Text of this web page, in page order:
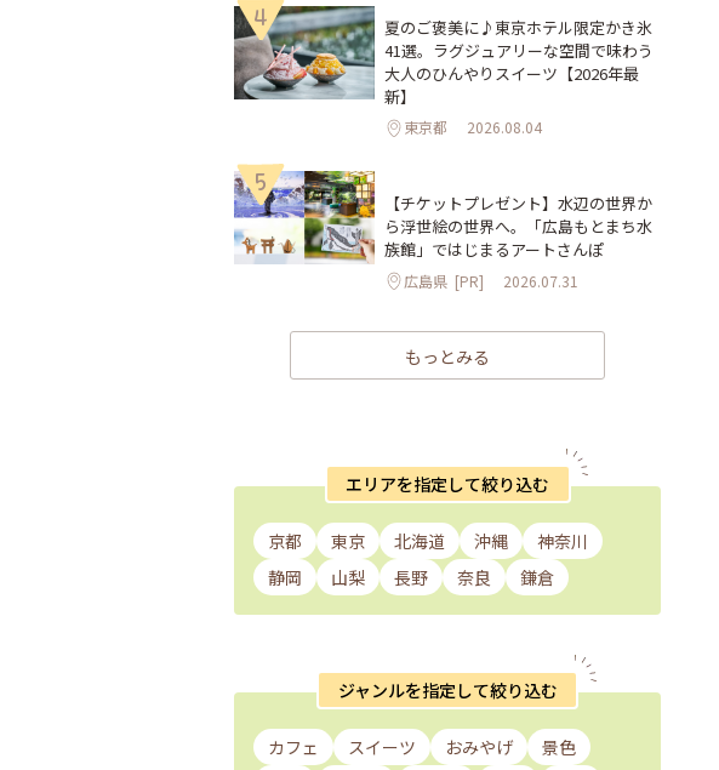
4
夏のご褒美に♪東京ホテル限定かき氷
41選。ラグジュアリーな空間で味わう
大人のひんやりスイーツ【2026年最
新】
東京都 2026.08.04
5
【チケットプレゼント】水辺の世界か
ら浮世絵の世界へ。「広島もとまち水
族館」ではじまるアートさんぽ
広島県 [PR] 2026.07.31
もっとみる
エリアを指定して絞り込む
京都 東京 北海道 沖縄
神奈川
静岡
山梨 長野 奈良 鎌倉
ジャンルを指定して絞り込む
カフェ スイーツ おみやげ
景色